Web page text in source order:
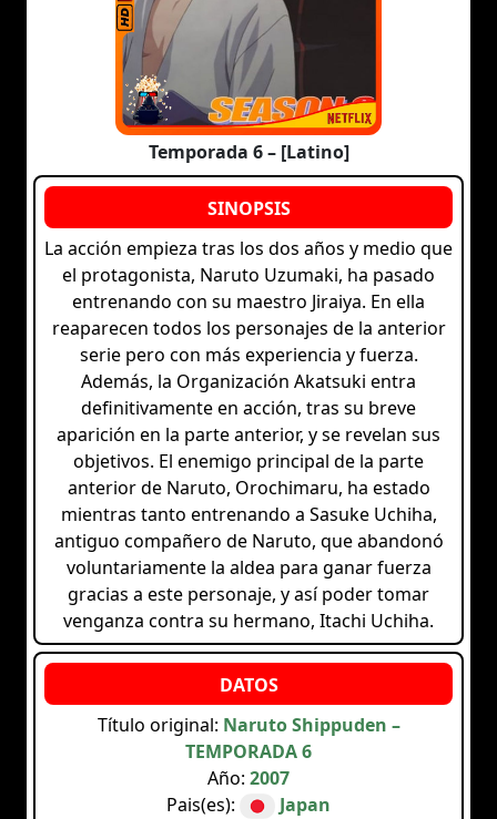
Temporada 6 – [Latino]
La acción empieza tras los dos años y medio que
el protagonista, Naruto Uzumaki, ha pasado
entrenando con su maestro Jiraiya. En ella
reaparecen todos los personajes de la anterior
serie pero con más experiencia y fuerza.
Además, la Organización Akatsuki entra
definitivamente en acción, tras su breve
aparición en la parte anterior, y se revelan sus
objetivos. El enemigo principal de la parte
anterior de Naruto, Orochimaru, ha estado
mientras tanto entrenando a Sasuke Uchiha,
antiguo compañero de Naruto, que abandonó
voluntariamente la aldea para ganar fuerza
gracias a este personaje, y así poder tomar
venganza contra su hermano, Itachi Uchiha.
Título original: Naruto Shippuden –
TEMPORADA 6
Año: 2007
Pais(es):
Japan